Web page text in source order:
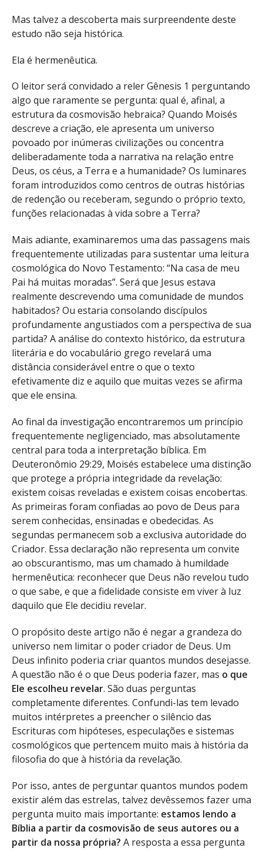
Mas talvez a descoberta mais surpreendente deste
estudo não seja histórica.
Ela é hermenêutica.
O leitor será convidado a reler Gênesis 1 perguntando
algo que raramente se pergunta: qual é, afinal, a
estrutura da cosmovisão hebraica? Quando Moisés
descreve a criação, ele apresenta um universo
povoado por inúmeras civilizações ou concentra
deliberadamente toda a narrativa na relação entre
Deus, os céus, a Terra e a humanidade? Os luminares
foram introduzidos como centros de outras histórias
de redenção ou receberam, segundo o próprio texto,
funções relacionadas à vida sobre a Terra?
Mais adiante, examinaremos uma das passagens mais
frequentemente utilizadas para sustentar uma leitura
cosmológica do Novo Testamento: “Na casa de meu
Pai há muitas moradas”. Será que Jesus estava
realmente descrevendo uma comunidade de mundos
habitados? Ou estaria consolando discípulos
profundamente angustiados com a perspectiva de sua
partida? A análise do contexto histórico, da estrutura
literária e do vocabulário grego revelará uma
distância considerável entre o que o texto
efetivamente diz e aquilo que muitas vezes se afirma
que ele ensina.
Ao final da investigação encontraremos um princípio
frequentemente negligenciado, mas absolutamente
central para toda a interpretação bíblica. Em
Deuteronômio 29:29, Moisés estabelece uma distinção
que protege a própria integridade da revelação:
existem coisas reveladas e existem coisas encobertas.
As primeiras foram confiadas ao povo de Deus para
serem conhecidas, ensinadas e obedecidas. As
segundas permanecem sob a exclusiva autoridade do
Criador. Essa declaração não representa um convite
ao obscurantismo, mas um chamado à humildade
hermenêutica: reconhecer que Deus não revelou tudo
o que sabe, e que a fidelidade consiste em viver à luz
daquilo que Ele decidiu revelar.
O propósito deste artigo não é negar a grandeza do
universo nem limitar o poder criador de Deus. Um
Deus infinito poderia criar quantos mundos desejasse.
A questão não é o que Deus poderia fazer, mas o que
Ele escolheu revelar. São duas perguntas
completamente diferentes. Confundi-las tem levado
muitos intérpretes a preencher o silêncio das
Escrituras com hipóteses, especulações e sistemas
cosmológicos que pertencem muito mais à história da
filosofia do que à história da revelação.
Por isso, antes de perguntar quantos mundos podem
existir além das estrelas, talvez devêssemos fazer uma
pergunta muito mais importante: estamos lendo a
Bíblia a partir da cosmovisão de seus autores ou a
partir da nossa própria? A resposta a essa pergunta